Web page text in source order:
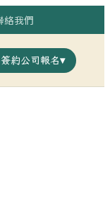
絡我們
簽約公司報名▾